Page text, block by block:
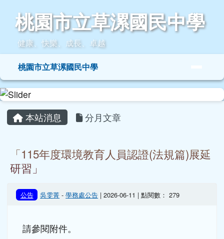
桃園市立草漯國民中學
桃園市立草漯國民中學
健康、快樂、成長、卓越
導覽列桃園市立草漯國民中學
主內容區域
本站消息 分月文章
「115年度環境教育人員認證(法規篇)展延
研習」
公告 吳雯菁 -學務處公告 | 2026-06-11 | 點閱數： 279
請參閱附件。
頁尾區域